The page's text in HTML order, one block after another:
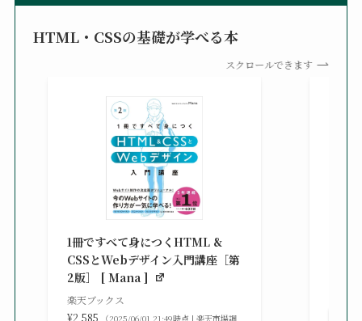
HTML・CSSの基礎が学べる本
スクロールできます
1冊ですべて身につくHTML &
CSSとWebデザイン入門講座［第
2版］ [ Mana ]
楽天ブックス
¥2,585
（2025/06/01 21:49時点 | 楽天市場調